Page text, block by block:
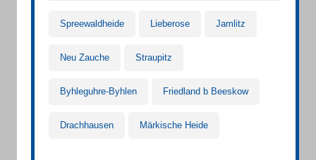
Spreewaldheide Lieberose Jamlitz
Neu Zauche Straupitz
Byhleguhre-Byhlen Friedland b Beeskow
Drachhausen Märkische Heide